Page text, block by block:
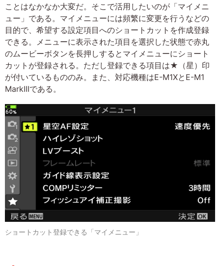
ことはなかなか大変だ。そこで活用したいのが「マイメニ
ュー」である。マイメニューには頻繁に変更を行うなどの
目的で、希望する設定項目へのショートカットを作成登録
できる。メニューに表示された項目を選択した状態で赤丸
のムービーボタンを長押しするとマイメニューにショート
カットが登録される。ただし登録できる項目は★（星）印
が付いているもののみ。また、対応機種はE-M1XとE-M1
MarkIIIである。
ショートカット登録できる「マイメニュー」